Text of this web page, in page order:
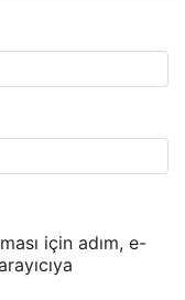
için adım, e-